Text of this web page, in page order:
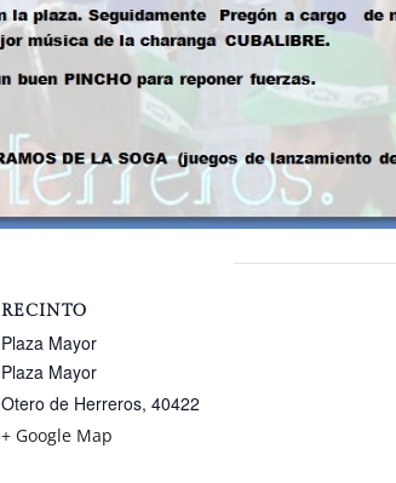
RECINTO
Plaza Mayor
Plaza Mayor
Otero de Herreros, 40422
+ Google Map